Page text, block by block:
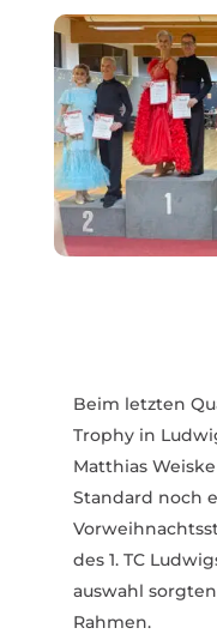
Beim letzten
Trophy in
Matthias
Standard noch
des 1. TC
auswahl
Rahmen.